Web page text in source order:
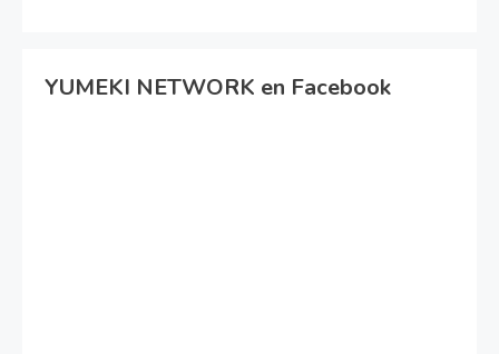
YUMEKI NETWORK en Facebook